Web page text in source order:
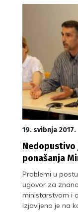
19. svibnja 2017.
Nedopustivo
ponašanja
Problemi u
ugovor za
ministarstvom i
izjavljeno je na